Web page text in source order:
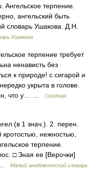
Ангельское терпение.
ангельский быть
словарь Ушакова. Д.Н.
Ушакова
терпение требует
ненависть без
к природе! с сигарой и
укрыта в голове.
что у… …
Сводная
(в 1 знач.). 2. перен.
нежностью,
терпение.
□ Зная ее [Верочки]
…
Малый академический словарь